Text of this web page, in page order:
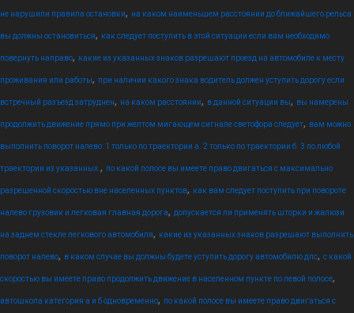
не нарушили правила остановки, на каком наименьшем расстоянии до ближайшего рельса
вы должны остановиться, как следует поступить в этой ситуации если вам необходимо
повернуть направо, какие из указанных знаков разрешают проезд на автомобиле к месту
проживания или работы, при наличии какого знака водитель должен уступить дорогу если
встречный разъезд затруднен, на каком расстоянии, в данной ситуации вы, вы намерены
продолжить движение прямо при желтом мигающем сигнале светофора следует, вам можно
выполнить поворот налево: 1 только по траектории а. 2 только по траектории б. 3 по любой
траектории из указанных. , по какой полосе вы имеете право двигаться с максимально
разрешенной скоростью вне населенных пунктов, как вам следует поступить при повороте
налево грузовик и легковая главная дорога, допускается ли применять шторки и жалюзи
на заднем стекле легкового автомобиля, какие из указанных знаков разрешают выполнить
поворот налево, в каком случае вы должны будете уступить дорогу автомобилю дпс, с какой
скоростью вы имеете право продолжить движение в населенном пункте по левой полосе,
автошкола категория а и б одновременно, по какой полосе вы имеете право двигаться с